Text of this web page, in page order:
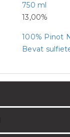
750 ml
13,00%
100% Pinot
Bevat